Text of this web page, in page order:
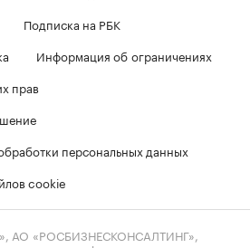
Подписка на РБК
Информация об ограничениях
прав
персональных данных
cookie
АО «РОСБИЗНЕСКОНСАЛТИНГ»,